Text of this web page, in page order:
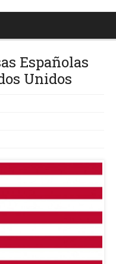
Españolas
Unidos